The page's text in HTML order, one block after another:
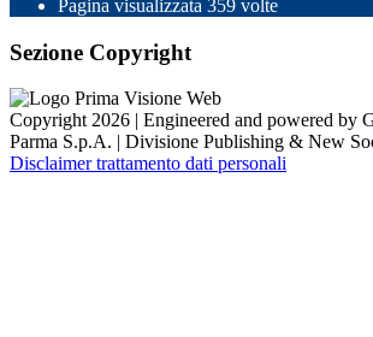
Pagina visualizzata 359 volte
Sezione Copyright
Copyright 2026 | Engineered and powered by
Parma S.p.A. | Divisione Publishing & New
Disclaimer trattamento dati personali